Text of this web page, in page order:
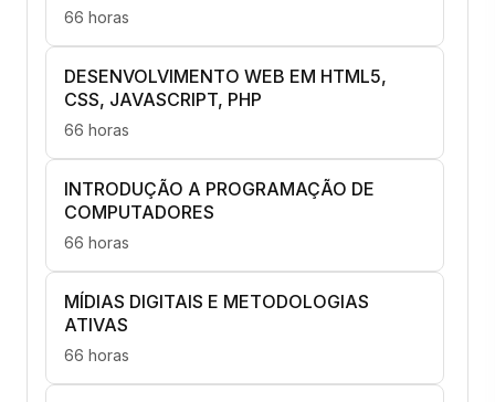
66 horas
DESENVOLVIMENTO WEB EM HTML5,
CSS, JAVASCRIPT, PHP
66 horas
INTRODUÇÃO A PROGRAMAÇÃO DE
COMPUTADORES
66 horas
MÍDIAS DIGITAIS E METODOLOGIAS
ATIVAS
66 horas